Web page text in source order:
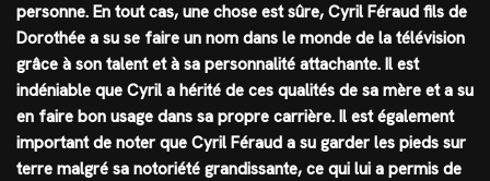
personne. En tout cas, une chose est sûre, Cyril Féraud fils de
Dorothée a su se faire un nom dans le monde de la télévision
grâce à son talent et à sa personnalité attachante. Il est
indéniable que Cyril a hérité de ces qualités de sa mère et a su
en faire bon usage dans sa propre carrière. Il est également
important de noter que Cyril Féraud a su garder les pieds sur
terre malgré sa notoriété grandissante, ce qui lui a permis de